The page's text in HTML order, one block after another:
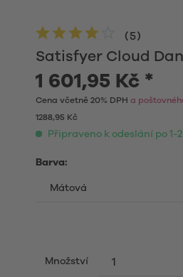
Satisfyer Cloud
(5)
1 601,95 Kč *
Cena včetně 20% DPH a
1288,95 Kč
Připraveno k odeslání po 1-
Barva:
Množství